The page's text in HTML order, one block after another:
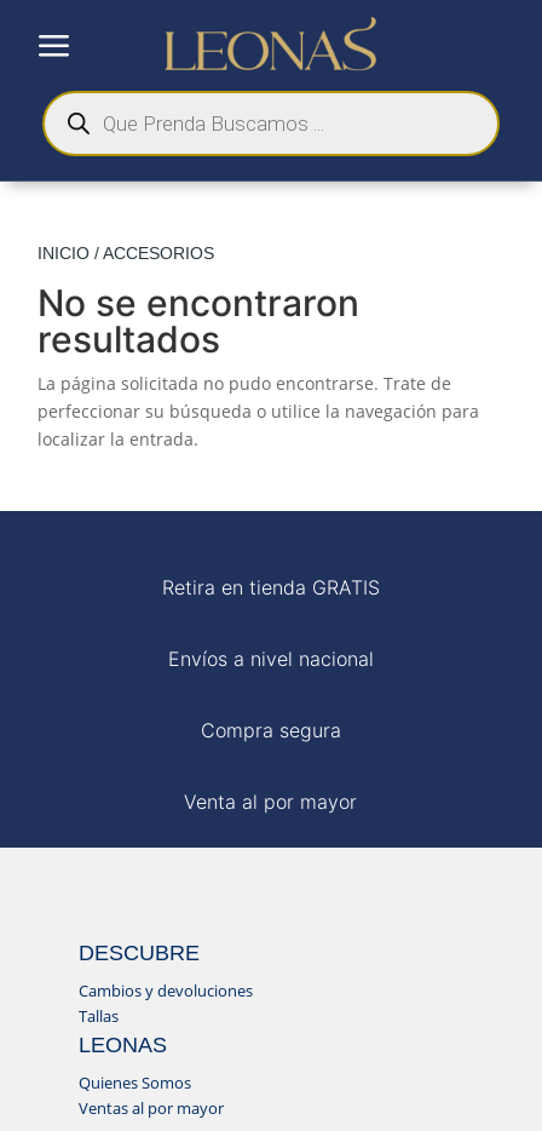
a
Búsqueda
de
productos
INICIO / ACCESORIOS
No se encontraron
resultados
La página solicitada no pudo encontrarse. Trate de
perfeccionar su búsqueda o utilice la navegación para
localizar la entrada.
Retira en tienda GRATIS
Envíos a nivel nacional
Compra segura
Venta al por mayor
DESCUBRE
Cambios y devoluciones
Tallas
LEONAS
Quienes Somos
Ventas al por mayor